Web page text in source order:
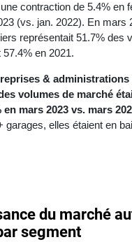
contraction de 5.4% en
(vs. jan. 2022). En mars
représentait 51.7% des
en 2021.
& administrations
volumes de marché
mars 2023 vs. mars
garages, elles étaient en